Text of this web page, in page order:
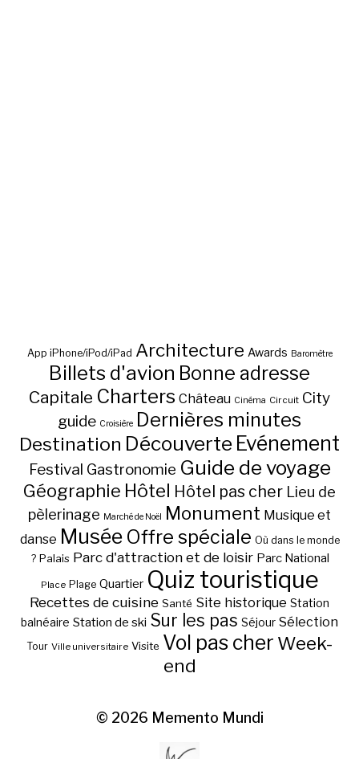
App iPhone/iPod/iPad Architecture Awards Baromètre
Billets d'avion Bonne adresse
Capitale Charters Château Cinéma Circuit City
guide Croisière Dernières minutes
Destination Découverte Evénement
Festival Gastronomie Guide de voyage
Géographie Hôtel Hôtel pas cher Lieu de
pèlerinage Marché de Noël Monument Musique et
danse Musée Offre spéciale Où dans le monde
? Palais Parc d'attraction et de loisir Parc National
Place Plage Quartier Quiz touristique
Recettes de cuisine Santé Site historique Station
balnéaire Station de ski Sur les pas Séjour Sélection
Tour Ville universitaire Visite Vol pas cher Week-
end
© 2026 Memento Mundi